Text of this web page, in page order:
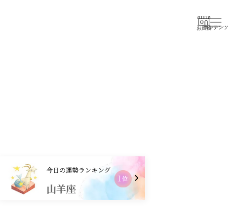
お買物コンテンツ
今日の運勢ランキング
獅子座
2位